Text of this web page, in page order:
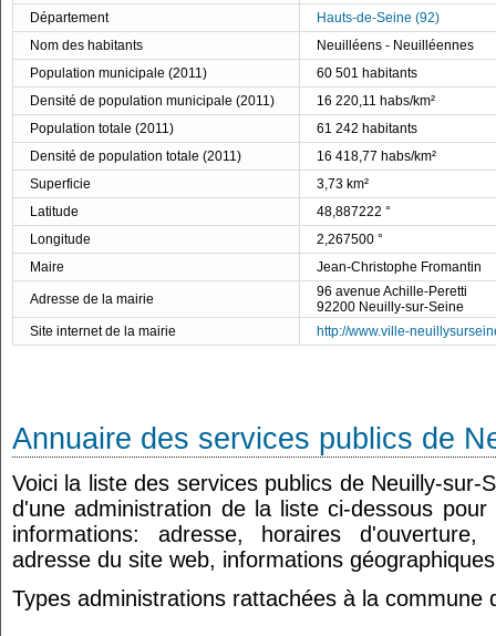
Département
Hauts-de-Seine (92)
Nom des habitants
Neuilléens - Neuilléennes
Population municipale (2011)
60 501 habitants
Densité de population municipale (2011)
16 220,11 habs/km²
Population totale (2011)
61 242 habitants
Densité de population totale (2011)
16 418,77 habs/km²
Superficie
3,73 km²
Latitude
48,887222 °
Longitude
2,267500 °
Maire
Jean-Christophe Fromantin
Adresse de la mairie
96 avenue Achille-Peretti
92200 Neuilly-sur-Seine
Site internet de la mairie
http://www.ville-
Annuaire des services publics de
Voici la liste des services publics de Neuilly-sur-
d'une administration de la liste ci-dessous
informations: adresse, horaires
adresse du site web, informations
Types administrations rattachées à la commune